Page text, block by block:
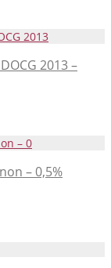
2013 –
– 0,5%